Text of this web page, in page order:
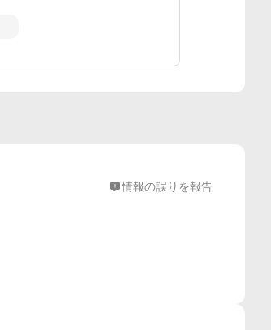
情報の誤りを報告